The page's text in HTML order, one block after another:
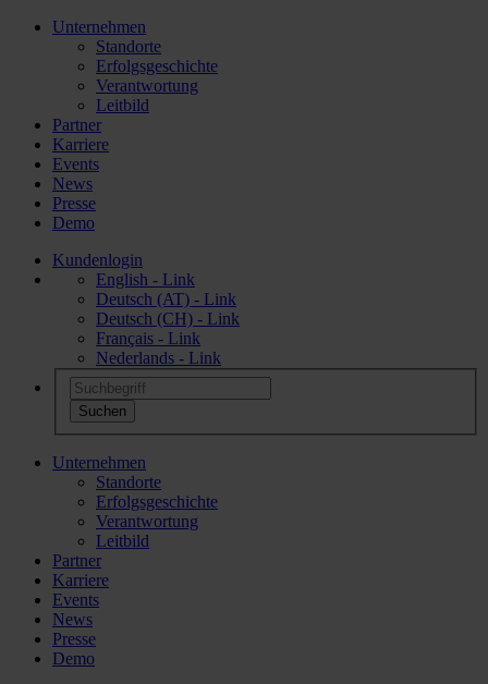
Unternehmen
Standorte
Erfolgsgeschichte
Verantwortung
Leitbild
Partner
Karriere
Events
News
Presse
Demo
Kundenlogin
English - Link
Deutsch (AT) - Link
Deutsch (CH) - Link
Français - Link
Nederlands - Link
Unternehmen
Standorte
Erfolgsgeschichte
Verantwortung
Leitbild
Partner
Karriere
Events
News
Presse
Demo